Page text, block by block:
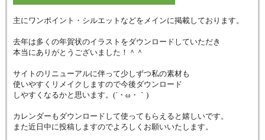
主にワンポイント・シルエットなどをメインに掲載しております。
去年は多くの年賀状のイラストをダウンロードしていただき
本当にありがとうございました！＾＾
サイトのリニューアルに伴って少しずつ私の素材も
使いやすくリメイクしますので今後ダウンロード
しやすくなるかと思います。(´・ω・｀)
カレンダーもダウンロードして使ってもらえると嬉しいです。
また近日中に投稿しますのでよろしくお願いいたします。